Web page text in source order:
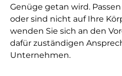
Genüge getan wird.
oder sind nicht auf Ihre
wenden Sie sich an den
dafür zuständigen
Unternehmen.